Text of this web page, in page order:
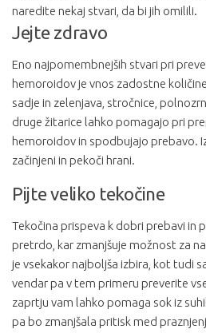
naredite nekaj stvari, da bi jih omilili.
Jejte zdravo
Eno najpomembnejših stvari pri
hemoroidov je vnos zadostne
sadje in zelenjava, stročnice,
druge žitarice lahko pomagajo pri
hemoroidov in spodbujajo prebavo.
začinjeni in pekoči hrani.
Pijte veliko tekočine
Tekočina prispeva k dobri prebavi in
pretrdo, kar zmanjšuje možnost za
je vsekakor najboljša izbira, kot tudi
vendar pa v tem primeru preverite
zaprtju vam lahko pomaga sok iz
pa bo zmanjšala pritisk med